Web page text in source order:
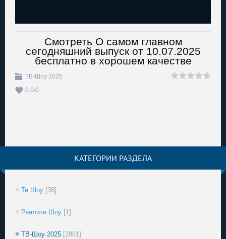
Смотреть О самом главном
сегодняшний выпуск от 10.07.2025
бесплатно в хорошем качестве
ТВ-Шоу 2025
0.0/0
КАТЕГОРИИ РАЗДЕЛА
Тв Шоу [38]
Реалити Шоу [1]
ТВ-Шоу 2025 [2861]